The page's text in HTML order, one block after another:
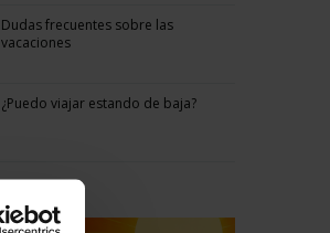
Dudas frecuentes sobre las
vacaciones
¿Puedo viajar estando de baja?